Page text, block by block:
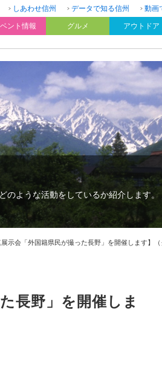
しあわせ信州 データで知る信州 動画
ント情報 グルメ アウトドア
のような活動をしているか紹介します。
展示会「外国籍県民が撮った長野」を開催します】（
長野」を開催しま